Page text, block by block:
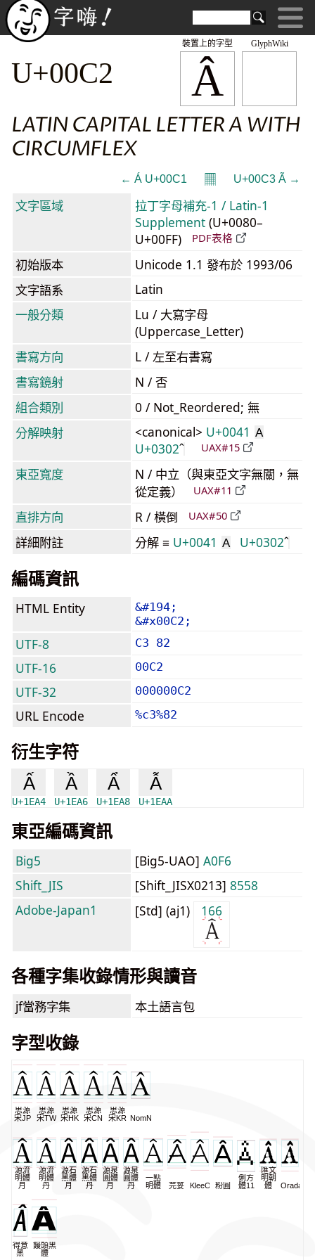
GlyphWiki
Â
裝置上的字型
U+00C2
LATIN CAPITAL LETTER A WITH
CIRCUMFLEX
← Á U+00C1 𝄜 U+00C3 Ã →
文字區域
拉丁字母補充-1 / Latin-1
Supplement (U+0080–
U+00FF)
PDF表格
初始版本
Unicode 1.1 發布於 1993/06
文字語系
Latin
一般分類
Lu / 大寫字母
(Uppercase_Letter)
書寫方向
L / 左至右書寫
書寫鏡射
N / 否
組合類別
0 / Not_Reordered; 無
分解映射
<canonical> U+0041 A
U+0302 UAX#15
東亞寬度
N / 中立（與東亞文字無關，無
從定義）
UAX#11
直排方向 R / 橫倒 UAX#50
詳細附註 分解 ≡ U+0041 A U+0302
編碼資訊
HTML Entity
&#194;
&#x00C2;
UTF-8 C3 82
UTF-16 00C2
UTF-32 000000C2
URL Encode %c3%82
衍生字符
Ấ
U+1EA4
Ầ
U+1EA6
Ẩ
U+1EA8
Ẫ
U+1EAA
東亞編碼資訊
Big5 [Big5-UAO] A0F6
Shift_JIS
[Shift_JISX0213] 8558
Adobe-Japan1
[Std] (aj1) 166
各種字集收錄情形與讀音
jf當務字集 本土語言包
字型收錄
思源
宋JP
思源
宋TW
思源
宋HK
思源
宋CN
思源
宋KR NomNaTong
源流
明體
月
源流
明體
丹
源石
黑體
月
源石
黑體
丹
源泉
圓體
月
源泉
圓體
丹
一點
明體
芫荽 KleeOne粉圓
俐方
體11
匯文
明朝
體
Oradano
得意
黑
饅頭黑
體